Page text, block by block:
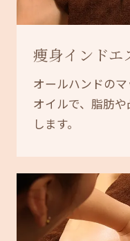
痩身インドエ
オールハンドの
オイルで、脂肪
します。